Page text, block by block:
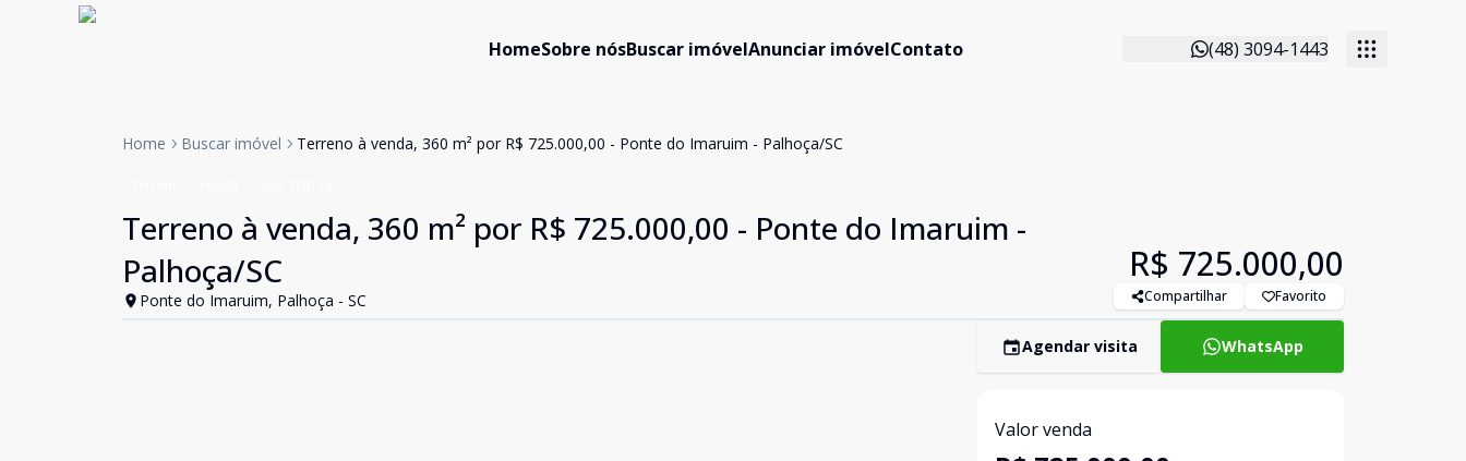
HomeSobre nósBuscar imóvelAnunciar imóvelContato (48) 3094-1443
Home Buscar imóvel Terreno à venda, 360 m² por R$ 725.000,00 - Ponte do Imaruim - Palhoça/SC
Terreno à venda, 360 m² por R$ 725.000,00 - Ponte do Imaruim -
Palhoça/SC
Ponte do Imaruim, Palhoça - SC
R$ 725.000,00
Compartilhar Favorito
Agendar visita WhatsApp
Valor venda